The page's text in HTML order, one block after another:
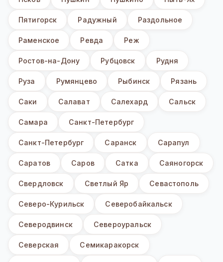
Пятигорск Радужный Раздольное
Раменское Ревда Реж
Ростов-на-Дону Рубцовск Рудня
Руза Румянцево Рыбинск Рязань
Саки Салават Салехард Сальск
Самара Санкт-Петербург
Санкт-Петербург Саранск Сарапул
Саратов Саров Сатка Саяногорск
Свердловск Светлый Яр Севастополь
Северо-Курильск Северобайкальск
Северодвинск Североуральск
Северская Семикаракорск